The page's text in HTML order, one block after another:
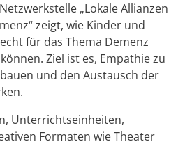
„Lokale Allianzen
zeigt, wie Kinder und
für das Thema Demenz
Ziel ist es, Empathie zu
und den Austausch der
Unterrichtseinheiten,
Formaten wie Theater